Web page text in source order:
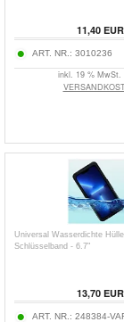
11,40EUR
ART. NR.: 3010236
inkl. 19 % MwSt.
Universal Wasserdichte
Schlüsselband - 6.7"
13,70EUR
ART. NR.: 248384-